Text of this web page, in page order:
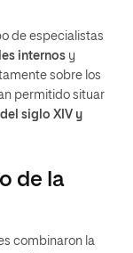
de especialistas
internos y
sobre los
permitido situar
siglo XIV y
de la
combinaron la